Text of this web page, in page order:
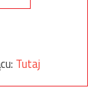
Tutaj